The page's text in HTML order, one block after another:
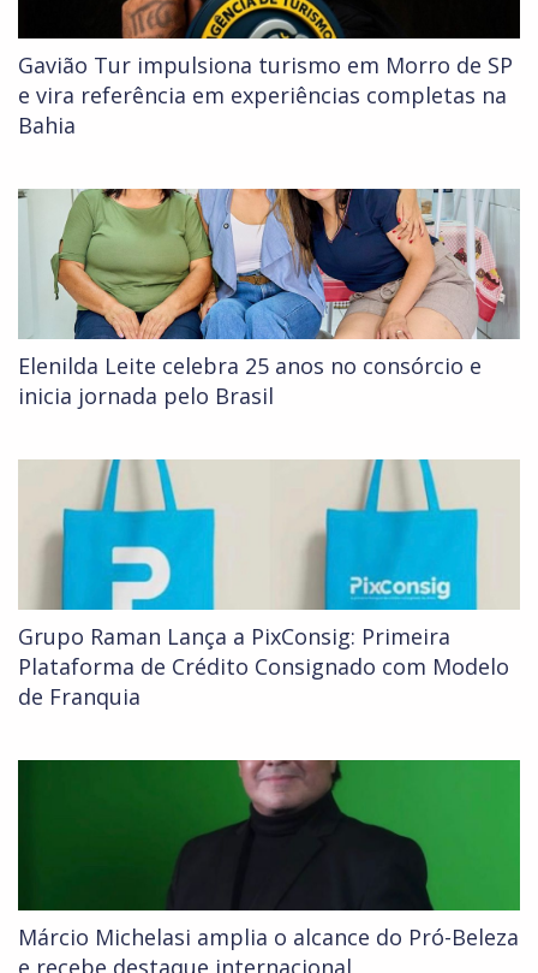
Gavião Tur impulsiona turismo em Morro de SP
e vira referência em experiências completas na
Bahia
Elenilda Leite celebra 25 anos no consórcio e
inicia jornada pelo Brasil
Grupo Raman Lança a PixConsig: Primeira
Plataforma de Crédito Consignado com Modelo
de Franquia
Márcio Michelasi amplia o alcance do Pró-Beleza
e recebe destaque internacional